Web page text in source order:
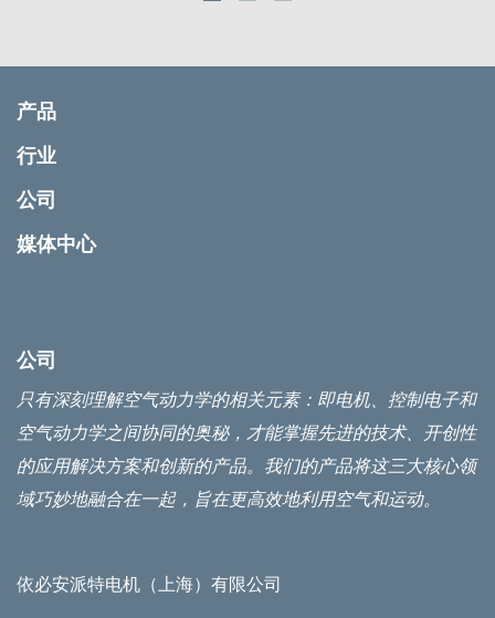
产品
行业
公司
媒体中心
公司
只有深刻理解空气动力学的相关元素：即电机、控制电子和
空气动力学之间协同的奥秘，才能掌握先进的技术、开创性
的应用解决方案和创新的产品。我们的产品将这三大核心领
域巧妙地融合在一起，旨在更高效地利用空气和运动。
依必安派特电机（上海）有限公司